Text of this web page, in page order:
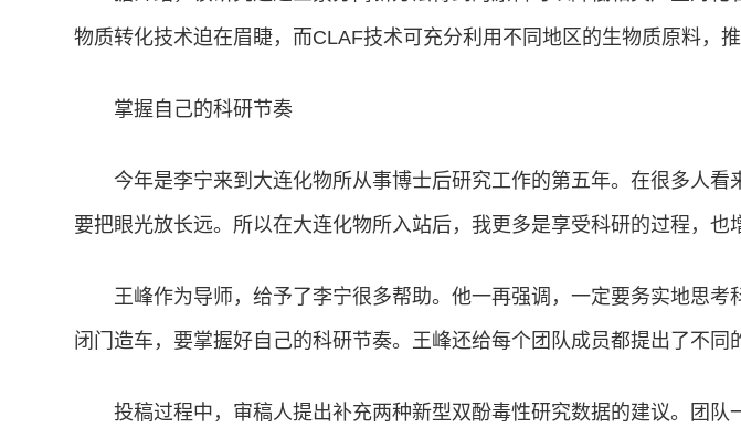
物质转化技术迫在眉睫，而CLAF技术可充分利用不同地区的生物质原料，
掌握自己的科研节奏
今年是李宁来到大连化物所从事博士后研究工作的第五年。在很多人看
要把眼光放长远。所以在大连化物所入站后，我更多是享受科研的过程，也
王峰作为导师，给予了李宁很多帮助。他一再强调，一定要务实地思
闭门造车，要掌握好自己的科研节奏。王峰还给每个团队成员都提出了不同
投稿过程中，审稿人提出补充两种新型双酚毒性研究数据的建议。团